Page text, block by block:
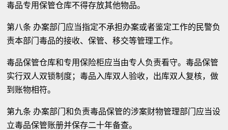
毒品专用保管仓库不得存放其他物品。
第八条 办案部门应当指定不承担办案或者鉴定工作的民警负
责本部门毒品的接收、保管、移交等管理工作。
毒品保管仓库和专用保险柜应当由专人负责看守。毒品保管
实行双人双锁制度；毒品入库双人验收，出库双人复核，做
到账物相符。
第九条 办案部门和负责毒品保管的涉案财物管理部门应当设
立毒品保管账册并保存二十年备查。